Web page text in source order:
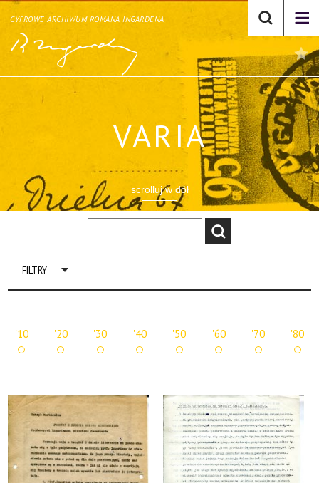
CYFROWE ARCHIWUM ROMANA INGARDENA
VARIA
scrolluj w dół
FILTRY
'10 '20 '30 '40 '50 '60 '70 '80